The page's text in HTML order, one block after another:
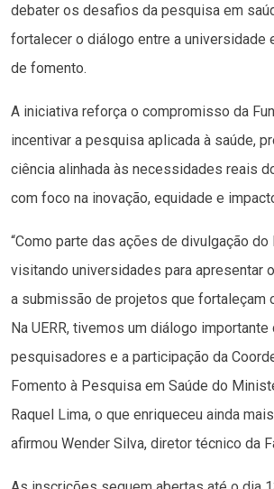
debater os desafios da pesquisa em
fortalecer o diálogo entre a universidade
de fomento.
A iniciativa reforça o compromisso da
incentivar a pesquisa aplicada à saúde,
ciência alinhada às necessidades reais
com foco na inovação, equidade e
“Como parte das ações de divulgação do
visitando universidades para apresentar
a submissão de projetos que fortaleçam
Na UERR, tivemos um diálogo importante
pesquisadores e a participação da
Fomento à Pesquisa em Saúde do
Raquel Lima, o que enriqueceu ainda
afirmou Wender Silva, diretor técnico da